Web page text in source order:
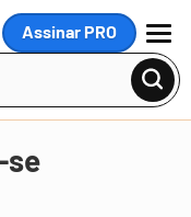
Assinar PRO
MENU
se